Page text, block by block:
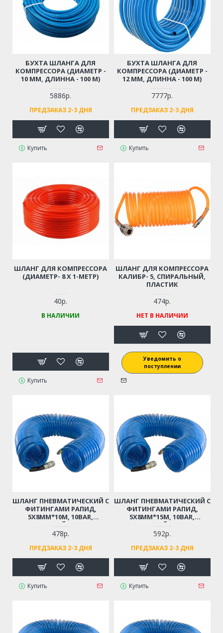
БУХТА ШЛАНГА ДЛЯ
КОМПРЕССОРА (ДИАМЕТР -
10 ММ, ДЛИННА - 100 М)
5886р.
ПРЕДЗАКАЗ 2-3 ДНЯ
Купить
БУХТА ШЛАНГА ДЛЯ
КОМПРЕССОРА (ДИАМЕТР -
12 ММ, ДЛИННА - 100 М)
7777р.
ПРЕДЗАКАЗ 2-3 ДНЯ
Купить
ШЛАНГ ДЛЯ КОМПРЕССОРА
(ДИАМЕТР- 8 Х 1-МЕТР)
40р.
В НАЛИЧИИ
Купить
ШЛАНГ ДЛЯ КОМПРЕССОРА
КАЛИБР- 5, СПИРАЛЬНЫЙ,
ПЛАСТИК
474р.
НЕТ В НАЛИЧИИ
Уведомить о
поступлении
ШЛАНГ ПНЕВМАТИЧЕСКИЙ С
ФИТИНГАМИ РАПИД,
5Х8ММ*10М, 10BAR,
СПИРАЛЬНЫЙ, ПЛАСТИК
478р.
ПРЕДЗАКАЗ 2-3 ДНЯ
Купить
ШЛАНГ ПНЕВМАТИЧЕСКИЙ С
ФИТИНГАМИ РАПИД,
5Х8ММ*15М, 10BAR,
СПИРАЛЬНЫЙ, ПЛАСТИК
592р.
ПРЕДЗАКАЗ 2-3 ДНЯ
Купить